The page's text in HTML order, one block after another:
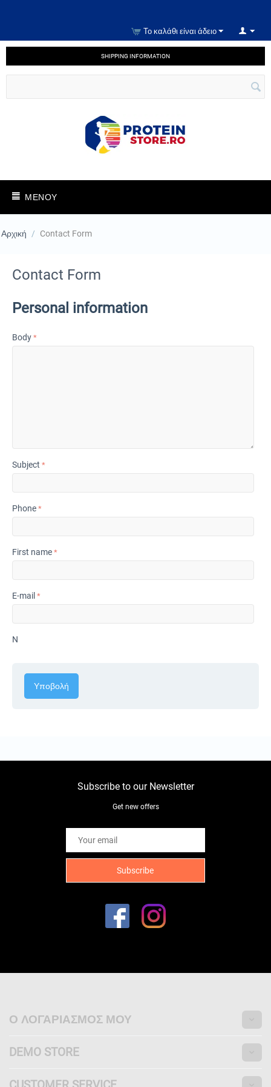
Το καλάθι είναι άδειο
SHIPPING INFORMATION
ΜΕΝΟΎ
Αρχική / Contact Form
Contact Form
Personal information
Body
Subject
Phone
First name
E-mail
N
Υποβολή
Subscribe to our Newsletter
Get new offers
Ο ΛΟΓΑΡΙΑΣΜΌΣ ΜΟΥ
DEMO STORE